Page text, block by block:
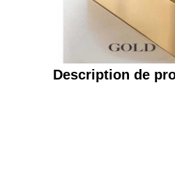
Description de